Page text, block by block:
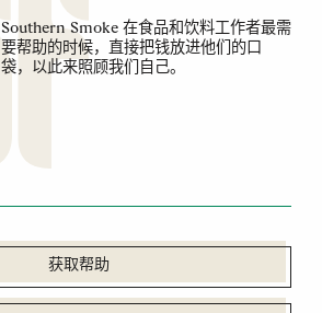
Southern Smoke 在食品和饮料工作者最需
要帮助的时候，直接把钱放进他们的口
袋，以此来照顾我们自己。
获取帮助